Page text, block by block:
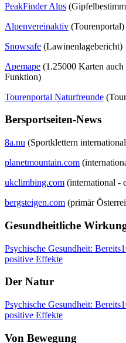
PeakFinder Alps
Alpenvereinaktiv (Tourenportal)
Snowsafe (Lawinenlagebericht)
Apemape (1.25000 Karten
Funktion)
Tourenportal Naturfreunde
Bersportseiten-News
8a.nu (Sportklettern
planetmountain.com
ukclimbing.com (international -
bergsteigen.com (primär
Gesundheitliche
Psychische Gesundheit:
positive Effekte
Der Natur
Psychische Gesundheit:
positive Effekte
Von Bewegung